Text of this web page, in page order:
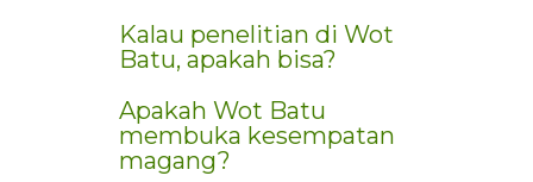
Kalau penelitian di Wot
Batu, apakah bisa?
Apakah Wot Batu
membuka kesempatan
magang?